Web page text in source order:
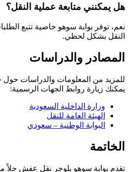
هل يمكنني متابعة عملية النقل؟
نعم، توفر بوابة سوهو خاصية تتبع
النقل بشكل لحظي.
المصادر والدراسات
للمزيد من المعلومات والدراسات حول
يمكنك زيارة روابط الجهات الرسمية:
وزارة الداخلية السعودية
الهيئة العامة للنقل
البوابة الوطنية – سعودي
الخاتمة
تقدم بوابة سوهو بلوجر نقل عفش حلاً